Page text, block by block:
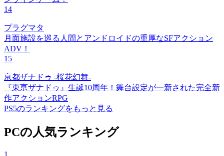
14
プラグマタ
月面施設を巡る人間とアンドロイドの重厚なSFアクション
ADV！
15
亰都ザナドゥ -桜花幻舞-
『東亰ザナドゥ』生誕10周年！舞台設定が一新された完全新
作アクションRPG
PS5のランキングをもっと見る
PCの人気ランキング
1